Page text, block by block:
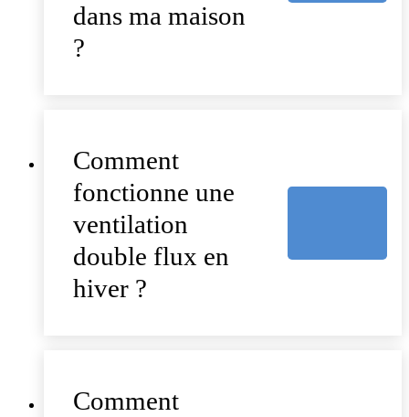
dans ma maison
?
Comment
fonctionne une
ventilation
double flux en
hiver ?
Comment